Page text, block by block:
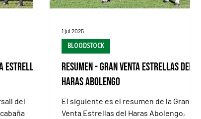
Estrellas
del
Resumen - Gran Venta Estrellas del
Haras Abolengo
El siguiente es el resumen de la Gran
Venta Estrellas del Haras Abolengo,
BLOODSTOCK
1 jul 2025